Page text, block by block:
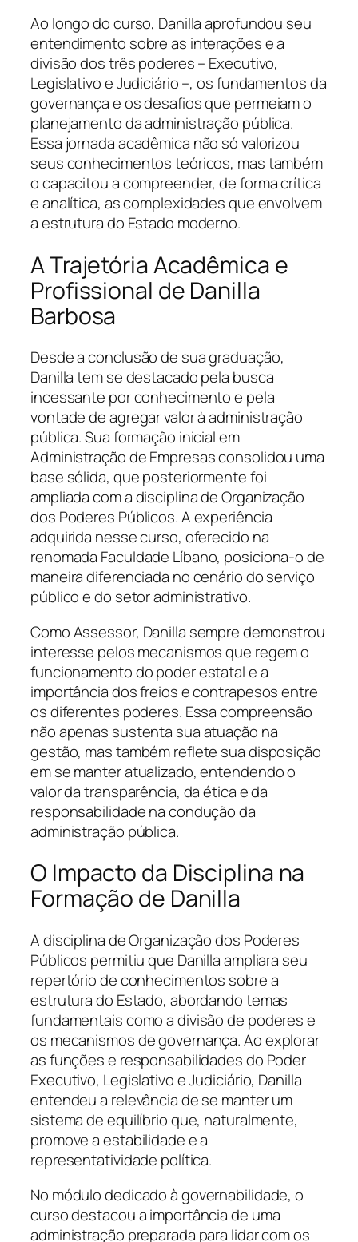
Ao longo do curso, Danilla aprofundou seu
entendimento sobre as interações e a
divisão dos três poderes – Executivo,
Legislativo e Judiciário –, os fundamentos da
governança e os desafios que permeiam o
planejamento da administração pública.
Essa jornada acadêmica não só valorizou
seus conhecimentos teóricos, mas também
o capacitou a compreender, de forma crítica
e analítica, as complexidades que envolvem
a estrutura do Estado moderno.
A Trajetória Acadêmica e
Profissional de Danilla
Barbosa
Desde a conclusão de sua graduação,
Danilla tem se destacado pela busca
incessante por conhecimento e pela
vontade de agregar valor à administração
pública. Sua formação inicial em
Administração de Empresas consolidou uma
base sólida, que posteriormente foi
ampliada com a disciplina de Organização
dos Poderes Públicos. A experiência
adquirida nesse curso, oferecido na
renomada Faculdade Líbano, posiciona-o de
maneira diferenciada no cenário do serviço
público e do setor administrativo.
Como Assessor, Danilla sempre demonstrou
interesse pelos mecanismos que regem o
funcionamento do poder estatal e a
importância dos freios e contrapesos entre
os diferentes poderes. Essa compreensão
não apenas sustenta sua atuação na
gestão, mas também reflete sua disposição
em se manter atualizado, entendendo o
valor da transparência, da ética e da
responsabilidade na condução da
administração pública.
O Impacto da Disciplina na
Formação de Danilla
A disciplina de Organização dos Poderes
Públicos permitiu que Danilla ampliara seu
repertório de conhecimentos sobre a
estrutura do Estado, abordando temas
fundamentais como a divisão de poderes e
os mecanismos de governança. Ao explorar
as funções e responsabilidades do Poder
Executivo, Legislativo e Judiciário, Danilla
entendeu a relevância de se manter um
sistema de equilíbrio que, naturalmente,
promove a estabilidade e a
representatividade política.
No módulo dedicado à governabilidade, o
curso destacou a importância de uma
administração preparada para lidar com os